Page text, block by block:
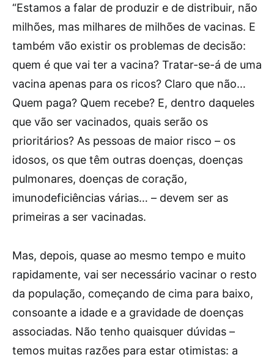
“Estamos a falar de produzir e de distribuir, não
milhões, mas milhares de milhões de vacinas. E
também vão existir os problemas de decisão:
quem é que vai ter a vacina? Tratar-se-á de uma
vacina apenas para os ricos? Claro que não…
Quem paga? Quem recebe? E, dentro daqueles
que vão ser vacinados, quais serão os
prioritários? As pessoas de maior risco – os
idosos, os que têm outras doenças, doenças
pulmonares, doenças de coração,
imunodeficiências várias… – devem ser as
primeiras a ser vacinadas.
Mas, depois, quase ao mesmo tempo e muito
rapidamente, vai ser necessário vacinar o resto
da população, começando de cima para baixo,
consoante a idade e a gravidade de doenças
associadas. Não tenho quaisquer dúvidas –
temos muitas razões para estar otimistas: a